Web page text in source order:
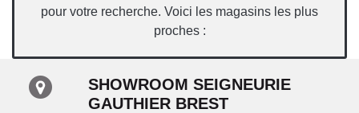
pour votre recherche. Voici les magasins les plus
proches :
SHOWROOM SEIGNEURIE
GAUTHIER BREST